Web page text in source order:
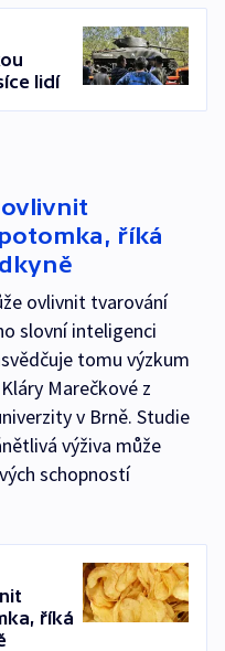
lidí
říká
ovlivnit tvarování
slovní inteligenci
tomu výzkum
Marečkové z
v Brně. Studie
výživa může
schopností
říká